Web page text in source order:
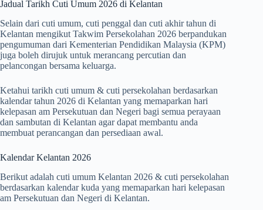
Jadual Tarikh Cuti Umum 2026 di Kelantan
Selain dari cuti umum, cuti penggal dan cuti akhir tahun di
Kelantan mengikut Takwim Persekolahan 2026 berpandukan
pengumuman dari Kementerian Pendidikan Malaysia (KPM)
juga boleh dirujuk untuk merancang percutian dan
pelancongan bersama keluarga.
Ketahui tarikh cuti umum & cuti persekolahan berdasarkan
kalendar tahun 2026 di Kelantan yang memaparkan hari
kelepasan am Persekutuan dan Negeri bagi semua perayaan
dan sambutan di Kelantan agar dapat membantu anda
membuat perancangan dan persediaan awal.
Kalendar Kelantan 2026
Berikut adalah cuti umum Kelantan 2026 & cuti persekolahan
berdasarkan kalendar kuda yang memaparkan hari kelepasan
am Persekutuan dan Negeri di Kelantan.